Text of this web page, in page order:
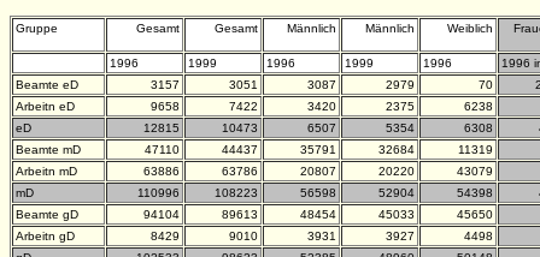
Gruppe Gesamt Gesamt Männlich Männlich Weiblich
1996 1999 1996 1999 1996
1996
Beamte eD
3157 3051 3087 2979 70
Arbeitn eD
9658 7422 3420 2375
6238
eD
12815 10473 6507 5354 6308
Beamte mD
47110 44437 35791 32684
11319
Arbeitn mD
63886 63786 20807 20220
43079
mD
110996 108223 56598 52904 54398
Beamte gD
94104 89613 48454 45033
45650
Arbeitn gD
8429 9010 3931 3927
4498